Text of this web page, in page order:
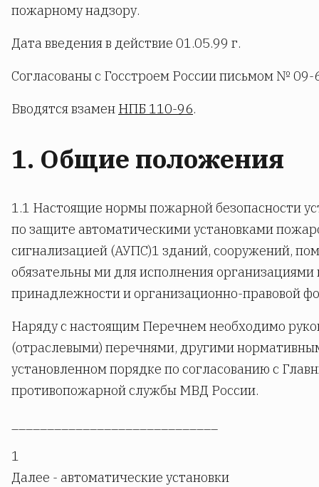
пожарному надзору.
Дата введения в действие 01.05.99 г.
Согласованы с Госстроем России письмом № 09-
Вводятся взамен НПБ 110-96.
1. Общие положения
1.1 Настоящие нормы пожарной безопасности
по защите автоматическими установками
сигнализацией (АУПС)1 зданий, сооружений,
обязательны ми для исполнения
принадлежности и организационно-правовой
Наряду с настоящим Перечнем необходимо
(отраслевыми) перечнями, другими
установленном порядке по согласованию с
противопожарной службы МВД России.
1
Далее - автоматические установки